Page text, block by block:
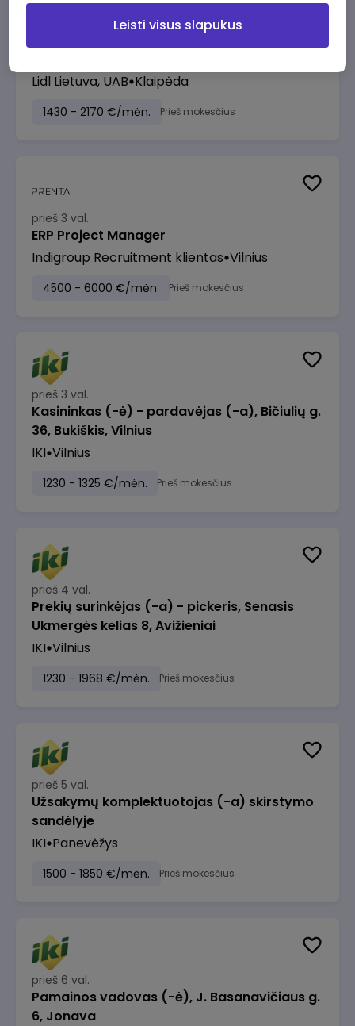
Lidl Lietuva, UAB Klaipėda
1430 - 2170 €/mėn. Prieš mokesčius
prieš 3 val.
ERP Project Manager
Indigroup Recruitment klientas Vilnius
4500 - 6000 €/mėn. Prieš mokesčius
prieš 3 val.
Kasininkas (-ė) - pardavėjas (-a), Bičiulių g.
36, Bukiškis, Vilnius
IKI Vilnius
1230 - 1325 €/mėn. Prieš mokesčius
prieš 4 val.
Prekių surinkėjas (-a) - pickeris, Senasis
Ukmergės kelias 8, Avižieniai
IKI Vilnius
1230 - 1968 €/mėn. Prieš mokesčius
prieš 5 val.
Užsakymų komplektuotojas (-a) skirstymo
sandėlyje
IKI Panevėžys
1500 - 1850 €/mėn. Prieš mokesčius
prieš 6 val.
Pamainos vadovas (-ė), J. Basanavičiaus g.
6, Jonava
Leisti visus slapukus